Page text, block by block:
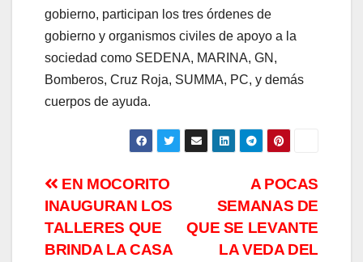
gobierno, participan los tres órdenes de
gobierno y organismos civiles de apoyo a la
sociedad como SEDENA, MARINA, GN,
Bomberos, Cruz Roja, SUMMA, PC, y demás
cuerpos de ayuda.
Navegación
de
A POCAS
SEMANAS DE
QUE SE LEVANTE
LA VEDA DEL
EN MOCORITO
INAUGURAN LOS
TALLERES QUE
BRINDA LA CASA